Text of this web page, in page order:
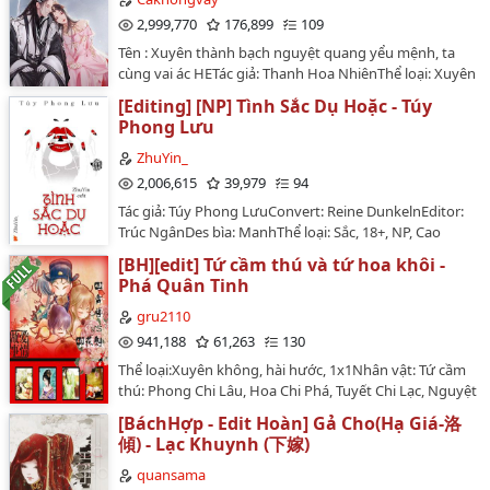
năm trước đây, Tống Tô hai nhà đám hỏi, anh trai Tống
con thứ Tống Kỳ Đông phải thế anh cả đi kết hôn với
Tô Du.Cả đời Tô Du sẽ không quên được khi nghe thấy
tin tức ấy, lúc ấy cô đã rất hưng phấn ra sao.Bởi vì hai
anh em Tống gia, cô vẫn luôn thích người kia, hay nói
là người em Tống Kỳ Đông, vốn tưởng rằng cả đời này
không còn cơ hội cùng hắn một chỗ, không nghĩ tới
ông trời lại cho cô một kinh hỉ lớn như vậy.Tô Du vốn
biết Tống Kỳ Đông lúc ấy đang hẹn hò với bạn gái
nhiều năm của mình, nhưng cô vẫn đồng ý hôn sự
này.Có thể gả cho Tống Kỳ Đông, đó là điều mà Tô Du
đã từng lấy làm hạnh phúc, thẳng đến ba tháng trước
kia...Cô ngoài ý muốn mang thai, ngượng ngùng lại
hưng phấn báo cho Tống Kỳ Đông cái tin tức tốt đẹp
này, nhưng mà thật không ngờ lại bị Tống Kỳ Đông
mang đi bệnh viện, bị hắn áp bức đến sanh non.Tô Du
lúc đó mới hiểu được, thì ra cô trở thành Tống phu
nhân ba năm, tới phút cuối cùng, vẫn luôn kém hẳn so
với người trong trái tim hắn... Đường Vân Linh.Tác
giả:Tây NinhThể loại:Ngôn Tình, Ngược,
SủngNguồn:Wed truyệnTrạng thái:FullEditor:NalinVì
truyện rất hay, mình edit để mọi người cung đọc,
2,999,770
176,899
109
Tên : Xuyên thành bạch nguyệt quang yểu mệnh, ta
cùng vai ác HETác giả: Thanh Hoa NhiênThể loại: Xuyên
sách, 1 vs 1, Ngọt sủng, Nữ phụ , Huyền Huyễn, Cổ đại,
tranh báTổng số chương : 105 + 4 ngoại truyện Nguồn:
Wiki dich Tình trạng convert: Đã xong Tình trạng edit:
Đã xongNgày bắt đầu: 18/05/2020☘️🌸☘️🌸☘️🌸☘️🌸
Tang Viễn Viễn tình cờ xuyên vào một quyển tiểu
nguyệt quang hồng nhan bạc mệnh sớm qua đời của
nam chính. Nội dung của quyển tiểu thuyết ba xu
này:Nam chính yêu nàng, các nam phụ cũng yêu
nàng.Nữ chính cũng bởi vì sở hữu một khuôn mặt
giống nàng đến 7,8 phần nên bị đám đàn ông vừa yêu
vừa ngược đãi, thương thân lại trắc thân. Tình cảm của
nữ chính cùng nam chính gặp nhiều trắc trở cẩu huyết
không ngừng, ngược thân đến chết đi sống lại, kết cục
còn có thể hạnh phúc HE.Tang Viễn Viễn: "Ngại quá
bổn cô nương đây một không muốn chết hai không
chịu được ngược luyến, cho nên ta lựa chọn đi theo vai
ác. Quấy rầy rồi, xin cáo từ."Vai ác híp đôi mắt lại, tư
thái lười biếng, khóe môi ý cười như xuân phong ấm
[Editing] [NP] Tình Sắc Dụ Hoặc - Túy
Phong Lưu
ZhuYin_
2,006,615
39,979
94
Tác giả: Túy Phong LưuConvert: Reine DunkelnEditor:
Trúc NgânDes bìa: ManhThể loại: Sắc, 18+, NP, Cao
trị nhan sắc cao, thân phận đặc thù, vì chấp hành
nhiệm vụ mà các loại nhân vật thay đổi, câu dẫn các
loại soái ca.Bổn văn không tam quan, không tiết tháo,
thịt các loại, nam chủ mỗi người đều là cao phú soái,
tài, bác sĩ cấm dục......🚫Bản edit được đăng duy nhất
tại wattpad.com/user/ZhuYin_…
[BH][edit] Tứ cầm thú và tứ hoa khôi -
Phá Quân Tinh
gru2110
941,188
61,263
130
Thể loại:Xuyên không, hài hước, 1x1Nhân vật: Tứ cầm
thú: Phong Chi Lâu, Hoa Chi Phá, Tuyết Chi Lạc, Nguyệt
Chi Loạn. Tứ hoa khôi: Vị Triều, Niệm Khanh, Du Lăng,
Ly TuyệtTrạng thái: Hoàn, 125 chương + 5 phiên
ngoạiEditor: gru2110Văn án: Nhìn tên là biết*Truyện
được đăng tải miễn phí trên Bách Gia Trang
[BáchHợp - Edit Hoàn] Gả Cho(Hạ Giá-洛
傾) - Lạc Khuynh (下嫁)
quansama